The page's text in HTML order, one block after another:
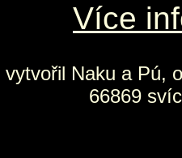
Více
vytvořil Naku a Pú,
66869